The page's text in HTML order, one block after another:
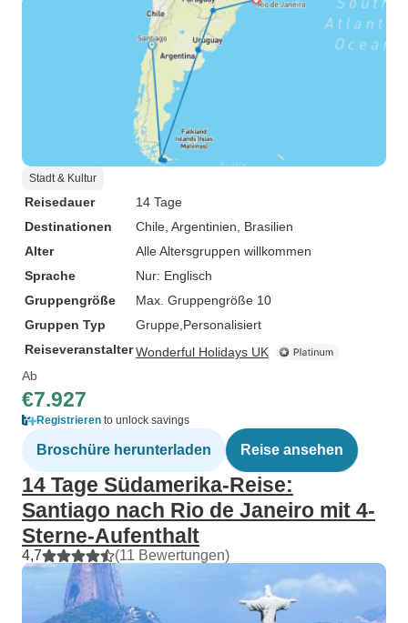
Stadt & Kultur
Reisedauer
14 Tage
Destinationen
Chile , Argentinien , Brasilien
Alter
Alle Altersgruppen willkommen
Sprache
Nur: Englisch
Gruppengröße
Max. Gruppengröße 10
Gruppen Typ
Gruppe Personalisiert
ReiseveranstalterWonderful Holidays UK
Ab
€7.927
Registrieren to unlock savings
Broschüre herunterladen Reise ansehen
14 Tage Südamerika-Reise:
Santiago nach Rio de Janeiro mit 4-
Sterne-Aufenthalt
4,7 (11 Bewertungen)